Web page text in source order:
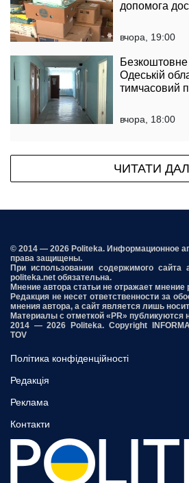
допомога
вчора, 19:00
Одеській
тимчасовий
вчора, 18:00
ЧИТАТИ
© 2014 — 2026 Politeka. Информационное
права защищены.
При использовании содержимого сайта
politeka.net обязательна.
Мнение автора статьи не отражает мнение
Редакция не несет ответственности за
мнения автора, а сайт является лишь
Материалы с отметкой «PR» публикуются
2014 — 2026 Politeka. Copyright
TOV
Політика конфіденційності
Редакція
Реклама
Контакти